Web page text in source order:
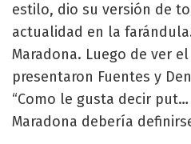
estilo, dio su versión de
actualidad en la
Maradona. Luego de ver
presentaron Fuentes y
“Como le gusta decir
Maradona debería